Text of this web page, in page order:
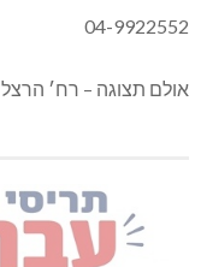
04-9922552
אולם תצוגה – רח׳ הרצל 44 נהריה